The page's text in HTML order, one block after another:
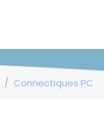
Connectiques PC